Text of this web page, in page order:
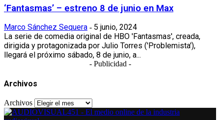
‘Fantasmas’ – estreno 8 de junio en Max
Marco Sánchez Sequera - 5 junio, 2024
La serie de comedia original de HBO 'Fantasmas', creada,
dirigida y protagonizada por Julio Torres ('Problemista'),
llegará el próximo sábado, 8 de junio, a...
- Publicidad -
Archivos
Archivos